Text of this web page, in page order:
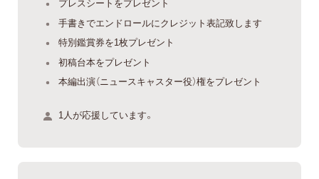
プレスシートをプレゼント
手書きでエンドロールにクレジット表記致します
特別鑑賞券を1枚プレゼント
初稿台本をプレゼント
本編出演（ニュースキャスター役）権をプレゼント
1人が応援しています。